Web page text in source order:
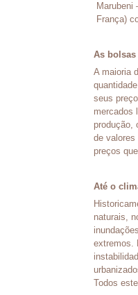
Marubeni
França)
As
A maioria
seus
mercados
produção,
de valores
preços
Até o
naturais,
extremos.
Todos